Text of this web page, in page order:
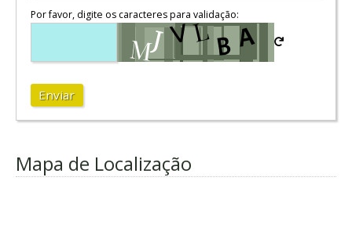
Por favor, digite os caracteres para validação:
Enviar
Mapa de Localização